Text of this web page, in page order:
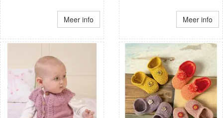
Meer info Meer info